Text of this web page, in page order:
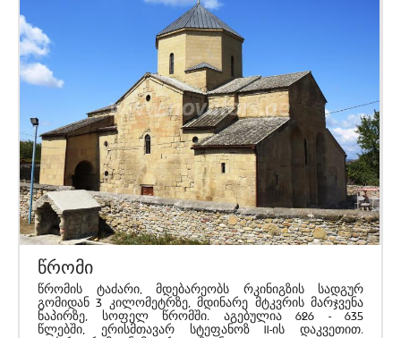
წრომი
წრომის ტაძარი, მდებარეობს რკინიგზის სადგურ
გომიდან 3 კილომეტრზე, მდინარე მტკვრის მარჯვენა
ნაპირზე, სოფელ წრომში. აგებულია 626 - 635
წლებში, ერისმთავარ სტეფანოზ II-ის დაკვეთით.